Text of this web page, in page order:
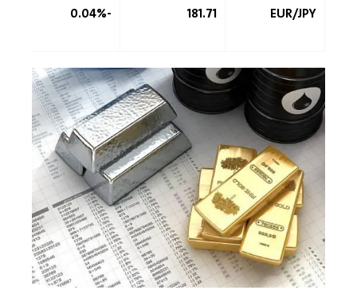
EUR/JPY
181.71
-0.04%